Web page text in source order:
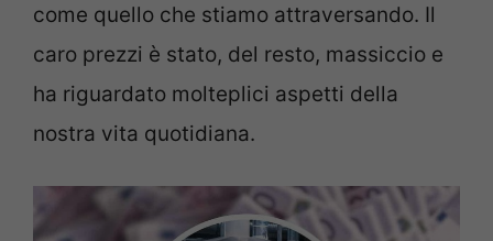
come quello che stiamo attraversando. Il
caro prezzi è stato, del resto, massiccio e
ha riguardato molteplici aspetti della
nostra vita quotidiana.